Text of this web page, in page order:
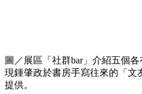
圖／展區「社群bar」介紹五個
現鍾肇政於書房手寫往來的「文
提供。